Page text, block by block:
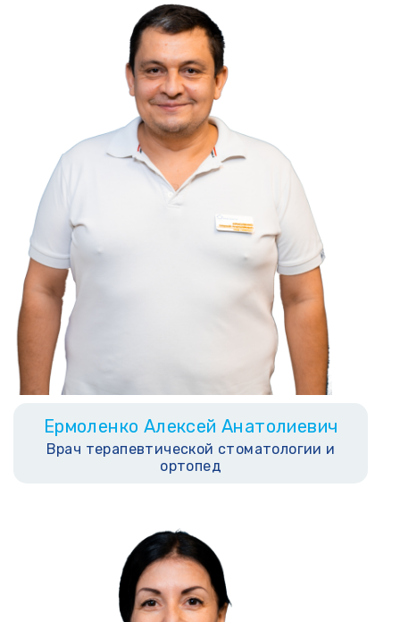
Ермоленко Алексей Анатолиевич
Врач терапевтической стоматологии и
ортопед